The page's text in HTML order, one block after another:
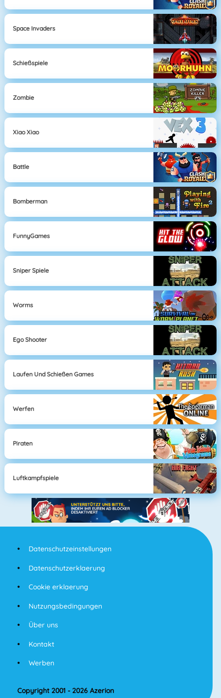
Space Invaders
Schießspiele
Zombie
Xiao Xiao
Battle
Bomberman
FunnyGames
Sniper Spiele
Worms
Ego Shooter
Laufen Und Schießen Games
Werfen
Piraten
Luftkampfspiele
Datenschutzeinstellungen
Datenschutzerklaerung
Cookie erklaerung
Nutzungsbedingungen
Über uns
Kontakt
Werben
Copyright 2001 - 2026 Azerion